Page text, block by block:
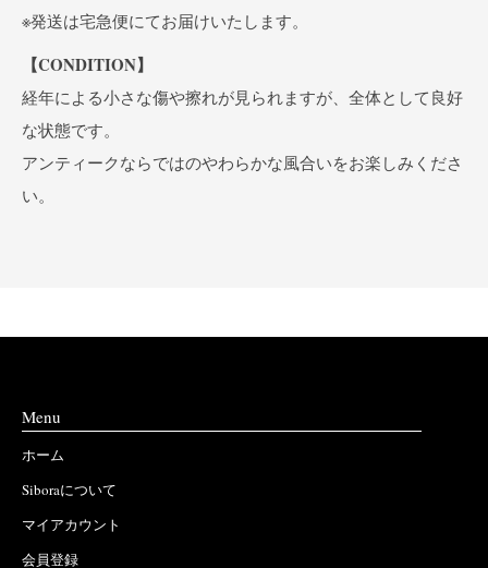
※発送は宅急便にてお届けいたします。
【CONDITION】
経年による小さな傷や擦れが見られますが、全体として良好
な状態です。
アンティークならではのやわらかな風合いをお楽しみくださ
い。
Menu
ホーム
Siboraについて
マイアカウント
会員登録